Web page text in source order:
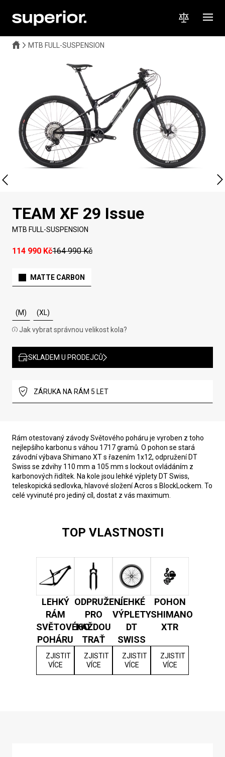
MTB FULL-SUSPENSION
TEAM XF 29 Issue
MTB FULL-SUSPENSION
114 990 Kč164 990 Kč
MATTE CARBON
(M) (XL)
Jak vybrat správnou velikost kola?
SKLADEM U PRODEJCŮ
ZÁRUKA NA RÁM 5 LET
Rám otestovaný závody Světového poháru je vyroben z toho
nejlepšího karbonu s váhou 1717 gramů. O pohon se stará
závodní výbava Shimano XT s řazením 1x12, odpružení DT
Swiss se zdvihy 110 mm a 105 mm s lockout ovládáním z
karbonových řidítek. Na kole jsou lehké výplety DT Swiss,
teleskopická sedlovka, hlavové složení Acros s BlockLockem. To
celé vyvinuté pro jediný cíl, dostat z vás maximum.
TOP VLASTNOSTI
LEHKÝ
RÁM
SVĚTOVÉHO
POHÁRU
ZJISTIT
VÍCE
ODPRUŽENÍ
PRO
KAŽDOU
TRAŤ
ZJISTIT
VÍCE
LEHKÉ
VÝPLETY
DT
SWISS
ZJISTIT
VÍCE
POHON
SHIMANO
XTR
ZJISTIT
VÍCE